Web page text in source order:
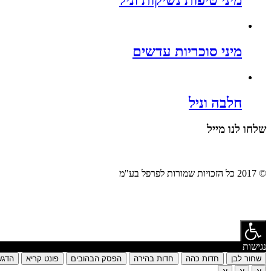
מיני סוכריות עדשים
חלבה וניל
שלחו לנו מייל
© 2017 כל הזכויות שמורות לפרפל בע"מ
נגישות
שחור לבן חדות כהה חדות בהירה הפסק הבהובים פונט קריא